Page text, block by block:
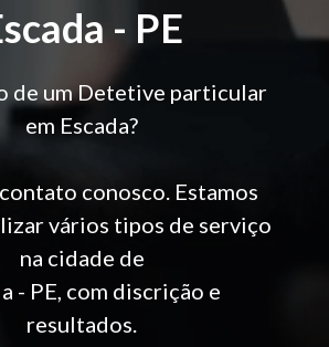
- PE
de um Detetive particular
em Escada?
conosco. Estamos
vários tipos de serviço
na cidade de
- PE, com discrição e
resultados.